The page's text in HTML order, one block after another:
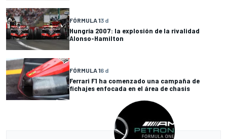
FÓRMULA 13 d
Hungría 2007: la explosión de la rivalidad
Alonso-Hamilton
FÓRMULA 16 d
Ferrari F1 ha comenzado una campaña de
fichajes enfocada en el área de chasis